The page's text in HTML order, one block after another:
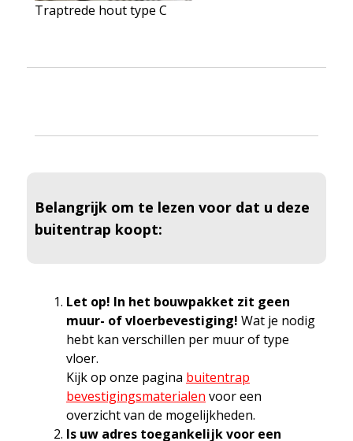
Traptrede hout type C
Belangrijk om te lezen voor dat u deze
buitentrap koopt:
Let op! In het bouwpakket zit geen
muur- of vloerbevestiging! Wat je nodig
hebt kan verschillen per muur of type
vloer.
Kijk op onze pagina buitentrap
bevestigingsmaterialen voor een
overzicht van de mogelijkheden.
Is uw adres toegankelijk voor een